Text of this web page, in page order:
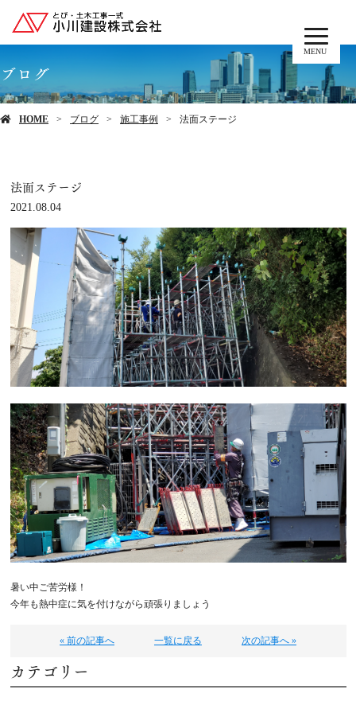
MENU
ブログ
HOME ブログ 施工事例 法面ステージ
法面ステージ
2021.08.04
暑い中ご苦労様！
今年も熱中症に気を付けながら頑張りましょう
« 前の記事へ 一覧に戻る 次の記事へ »
カテゴリー